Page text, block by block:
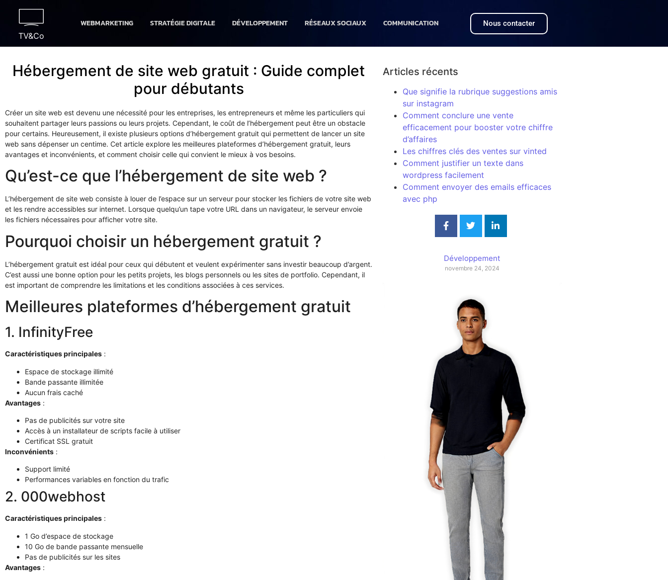
TV&Co
WEBMARKETING STRATÉGIE DIGITALE DÉVELOPPEMENT RÉSEAUX SOCIAUX COMMUNICATION Nous contacter
Hébergement de site web gratuit : Guide complet
pour débutants
Créer un site web est devenu une nécessité pour les entreprises, les entrepreneurs et même les particuliers qui
souhaitent partager leurs passions ou leurs projets. Cependant, le coût de l’hébergement peut être un obstacle
pour certains. Heureusement, il existe plusieurs options d’hébergement gratuit qui permettent de lancer un site
web sans dépenser un centime. Cet article explore les meilleures plateformes d’hébergement gratuit, leurs
avantages et inconvénients, et comment choisir celle qui convient le mieux à vos besoins.
Qu’est-ce que l’hébergement de site web ?
L’hébergement de site web consiste à louer de l’espace sur un serveur pour stocker les fichiers de votre site web
et les rendre accessibles sur internet. Lorsque quelqu’un tape votre URL dans un navigateur, le serveur envoie
les fichiers nécessaires pour afficher votre site.
Pourquoi choisir un hébergement gratuit ?
L’hébergement gratuit est idéal pour ceux qui débutent et veulent expérimenter sans investir beaucoup d’argent.
C’est aussi une bonne option pour les petits projets, les blogs personnels ou les sites de portfolio. Cependant, il
est important de comprendre les limitations et les conditions associées à ces services.
Meilleures plateformes d’hébergement gratuit
1. InfinityFree
Caractéristiques principales :
Espace de stockage illimité
Bande passante illimitée
Aucun frais caché
Avantages :
Pas de publicités sur votre site
Accès à un installateur de scripts facile à utiliser
Certificat SSL gratuit
Inconvénients :
Support limité
Performances variables en fonction du trafic
2. 000webhost
Caractéristiques principales :
1 Go d’espace de stockage
10 Go de bande passante mensuelle
Pas de publicités sur les sites
Avantages :
Articles récents
Que signifie la rubrique suggestions amis
sur instagram
Comment conclure une vente
efficacement pour booster votre chiffre
d’affaires
Les chiffres clés des ventes sur vinted
Comment justifier un texte dans
wordpress facilement
Comment envoyer des emails efficaces
avec php
Développement
novembre 24, 2024